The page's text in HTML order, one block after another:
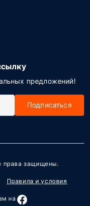
предложений!
Подписаться
права защищены.
Правила и условия
на